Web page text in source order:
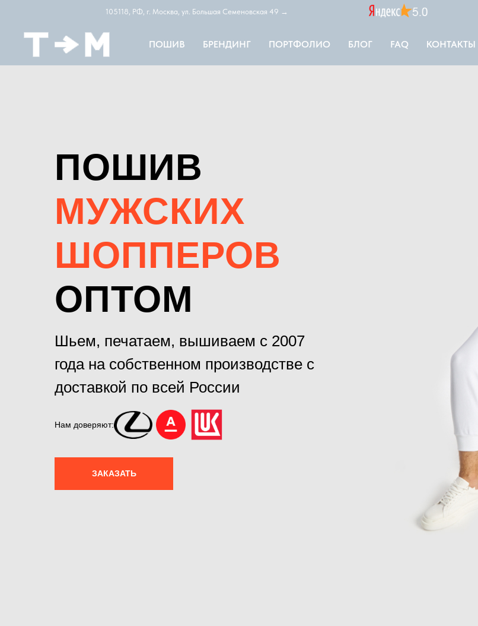
105118, РФ, г. Москва, ул. Большая Семеновская 49 →
ПОШИВ БРЕНДИНГ ПОРТФОЛИО БЛОГ FAQ КОНТАКТЫ
Шьем, печатаем, вышиваем с 2007
года на собственном производстве с
доставкой по всей России
ПОШИВ
МУЖСКИХ
ШОППЕРОВ
ОПТОМ
Нам доверяют:
ЗАКАЗАТЬ